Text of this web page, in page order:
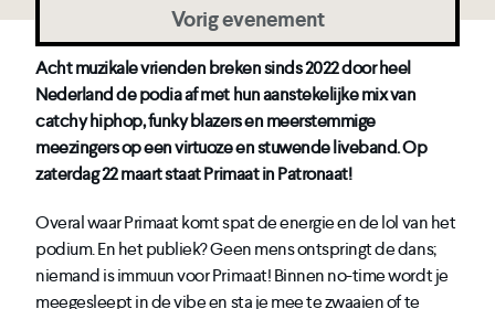
Vorig evenement
Acht muzikale vrienden breken sinds 2022 door heel
Nederland de podia af met hun aanstekelijke mix van
catchy hiphop, funky blazers en meerstemmige
meezingers op een virtuoze en stuwende liveband. Op
zaterdag 22 maart staat Primaat in Patronaat!
Overal waar Primaat komt spat de energie en de lol van het
podium. En het publiek? Geen mens ontspringt de dans;
niemand is immuun voor Primaat! Binnen no-time wordt je
meegesleept in de vibe en sta je mee te zwaaien of te